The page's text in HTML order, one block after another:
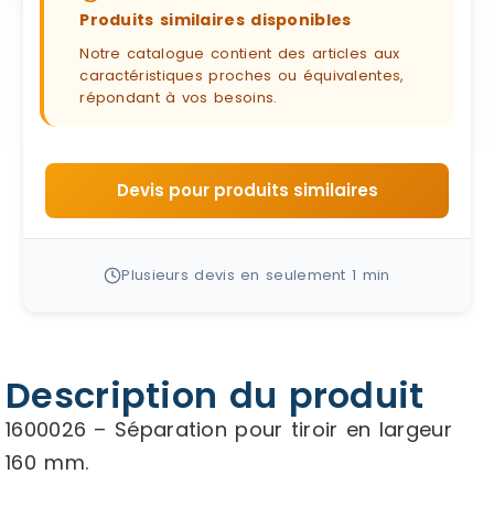
Produits similaires disponibles
Notre catalogue contient des articles aux
caractéristiques proches ou équivalentes,
répondant à vos besoins.
Devis pour produits similaires
Plusieurs devis en seulement 1 min
Description du produit
1600026 – Séparation pour tiroir en largeur
160 mm.